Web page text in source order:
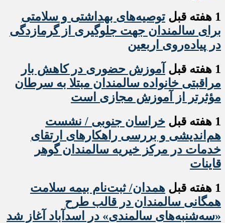
1 هفته قبل
️توصیه‌های بهداشتی و سلامتی
برای سالمندان جهت جلوگیری از گرمازدگی
در پیاده‌روی اربعین
1 هفته قبل
آموزش حضوری در کاهش بار
مراقبتی خانواده سالمندان مبتلا به سرطان
مؤثرتر از آموزش مجازی است
1 هفته قبل
خراسان جنوبی / نشست
هم‌اندیشی و بررسی راهکارهای ارتقای
خدمات در مرکز خیریه سالمندان گوهر
قاینات
1 هفته قبل
همدان/ ثبت‌نام بیمه سلامت
همگانی سالمندان در قالب طرح
«سه‌شنبه‌های سالمندی» در اسدآباد آغاز شد